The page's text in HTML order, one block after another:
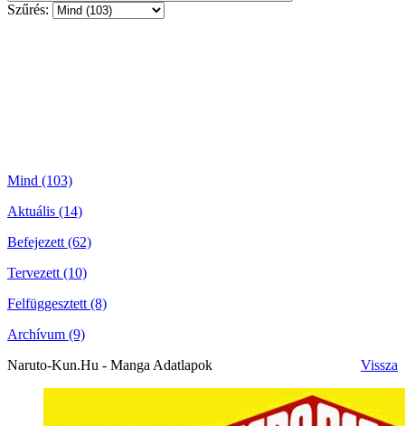
Szűrés:
Mind (103)
Aktuális (14)
Befejezett (62)
Tervezett (10)
Felfüggesztett (8)
Archívum (9)
Naruto-Kun.Hu - Manga Adatlapok
Vissza